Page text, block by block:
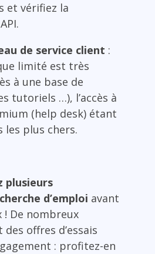
et vérifiez la
de service client :
limité est très
à une base de
tutoriels …), l’accès à
(help desk) étant
les plus chers.
plusieurs
d’emploi avant
De nombreux
offres d’essais
: profitez-en